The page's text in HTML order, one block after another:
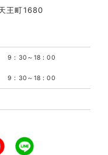
王町1680
9：30～18：00
9：30～18：00